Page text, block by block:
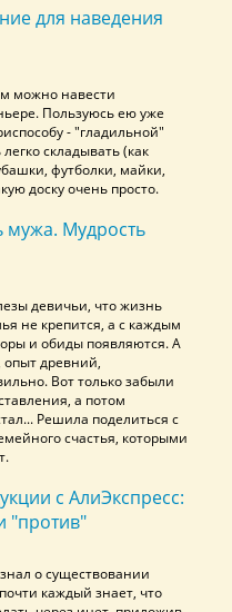
для наведения
можно навести
Пользуюсь ею уже
- "гладильной"
складывать (как
футболки, майки,
доску очень просто.
мужа. Мудрость
девичьи, что жизнь
не крепится, а с каждым
и обиды появляются. А
древний,
Вот только забыли
а потом
Решила поделиться с
счастья, которыми
с АлиЭкспресс:
"против"
о существовании
каждый знает, что